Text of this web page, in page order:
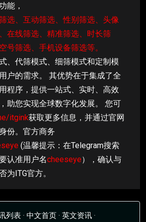
能，
选、互动筛选、性别筛选、头像
在线筛选、精准筛选、时长筛
号筛选、手机设备筛选等。
、代筛模式、细筛模式和定制模
户的需求。 其优势在于集成了全
程序，提供一站式、实时、高效
助您实现全球数字化发展。 您可
itgink获取更多信息，并通过官网
份。官方商务
(温馨提示：在Telegram搜索
认准用户名cheeseye），确认与
为ITG官方。
列表 · 中文首页 · 英文资讯 ·